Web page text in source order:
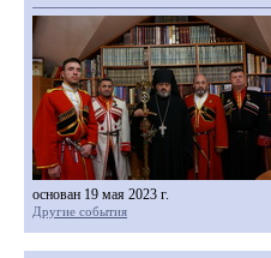
основан 19 мая 2023 г.
Другие события